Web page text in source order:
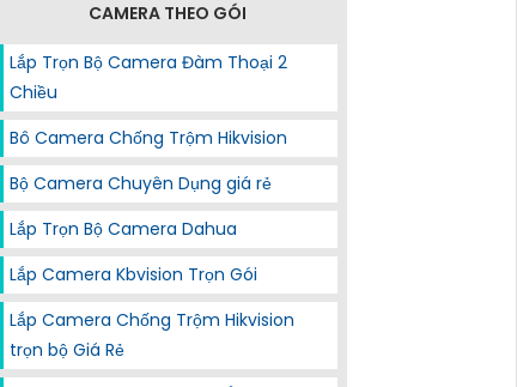
CAMERA THEO GÓI
Lắp Trọn Bộ Camera Đàm Thoại 2
Chiều
Bô Camera Chống Trộm Hikvision
Bộ Camera Chuyên Dụng giá rẻ
Lắp Trọn Bộ Camera Dahua
Lắp Camera Kbvision Trọn Gói
Lắp Camera Chống Trộm Hikvision
trọn bộ Giá Rẻ